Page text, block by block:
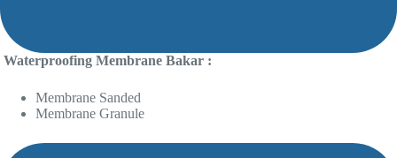
Waterproofing Membrane Bakar :
Membrane Sanded
Membrane Granule